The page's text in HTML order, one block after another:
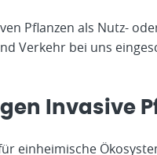
Pflanzen als Nutz-
Verkehr bei uns
Invasive
einheimische